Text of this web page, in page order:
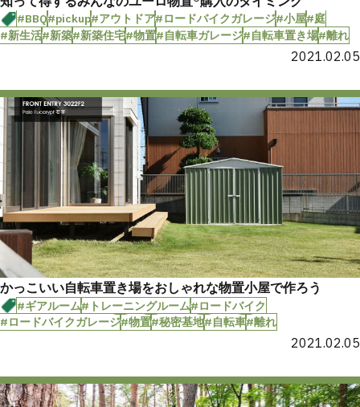
#BBQ#pickup#アウトドア#ロードバイクガレージ#小屋#庭
#新生活#新築#新築住宅#物置#自転車ガレージ#自転車置き場#離れ
2021.02.05
かっこいい自転車置き場をおしゃれな物置小屋で作ろう
#ギアルーム#トレーニングルーム#ロードバイク
#ロードバイクガレージ#物置#秘密基地#自転車#離れ
2021.02.05